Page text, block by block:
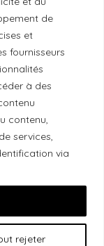
de
et
fournisseurs
à des
contenu,
services,
via
rejeter
Les
ses
(Ottawa-
non
Nous
et